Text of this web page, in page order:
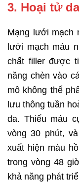
3. Hoại tử
Mạng lưới mạch
lưới mạch máu
chất filler được
năng chèn vào
mô không thể
lưu thông tuần
da. Thiếu máu
vòng 30 phút,
xuất hiện màu
trong vòng 48
khả năng phát